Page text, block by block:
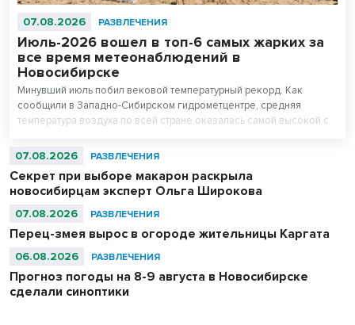
07.08.2026 РАЗВЛЕЧЕНИЯ
Июль-2026 вошел в топ-6 самых жарких за
все время метеонаблюдений в
Новосибирске
Минувший июль побил вековой температурный рекорд. Как
сообщили в Западно-Сибирском гидрометцентре, средняя
температура воздуха по всей стране оказалась самой высокой с
предыдущие максимумы 2010 и 2024 годов.
07.08.2026 РАЗВЛЕЧЕНИЯ
Секрет при выборе макарон раскрыла
новосибирцам эксперт Ольга Широкова
07.08.2026 РАЗВЛЕЧЕНИЯ
Перец-змея вырос в огороде жительницы Каргата
06.08.2026 РАЗВЛЕЧЕНИЯ
Прогноз погоды на 8-9 августа в Новосибирске
сделали синоптики